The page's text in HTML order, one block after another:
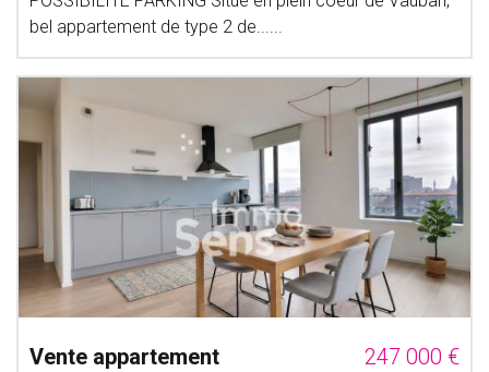
bel appartement de type 2 de......
Vente appartement
247 000 €